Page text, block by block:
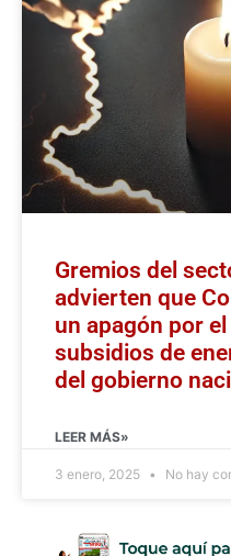
Gremios del
advierten que
un apagón por
subsidios de
del gobierno
LEER MÁS»
3 enero, 2025 No hay